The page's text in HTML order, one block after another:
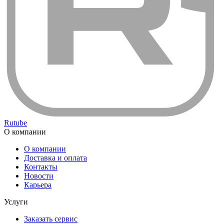
Rutube
О компании
О компании
Доставка и оплата
Контакты
Новости
Карьера
Услуги
Заказать сервис